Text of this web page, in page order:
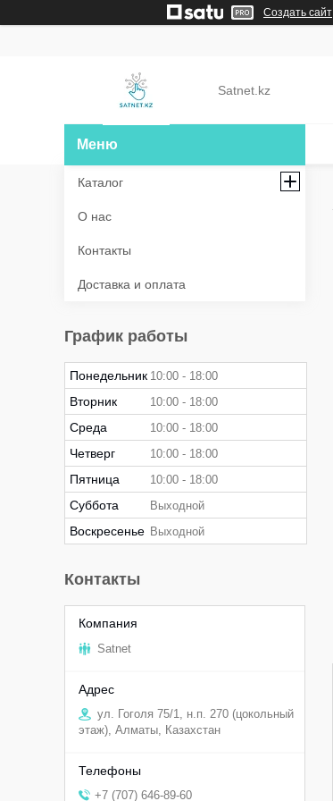
Создать сайт
Satnet.kz
Каталог
О нас
Контакты
Доставка и оплата
График работы
Понедельник 10:00 18:00
Вторник 10:00 18:00
Среда 10:00 18:00
Четверг 10:00 18:00
Пятница 10:00 18:00
Суббота Выходной
Воскресенье Выходной
Контакты
Satnet
ул. Гоголя 75/1, н.п. 270 (цокольный
этаж), Алматы, Казахстан
+7 (707) 646-89-60